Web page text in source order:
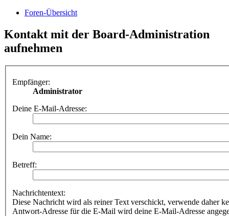
Foren-Übersicht
Kontakt mit der Board-Administration
aufnehmen
Empfänger:
Administrator
Deine E-Mail-Adresse:
Dein Name:
Betreff:
Nachrichtentext:
Diese Nachricht wird als reiner Text verschickt, verwende daher
Antwort-Adresse für die E-Mail wird deine E-Mail-Adresse